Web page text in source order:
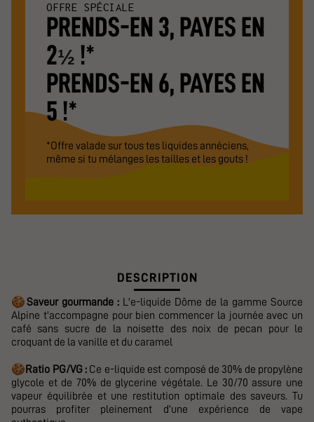
OFFRE SPÉCIALE
PRENDS-EN 3, PAYES EN
2½ !*
PRENDS-EN 6, PAYES EN
5 !*
*Offre valade sur tous tes liquides annéciens,
même si tu mélanges les tailles et les gouts !
DESCRIPTION
🍪Saveur gourmande :
L'e-liquide Dôme de la gamme Source
Alpine t'accompagne pour bien commencer la journée avec un
café sans sucre de la noisette des noix de pecan pour le
croquant de la vanille et du caramel
🍪 Ratio PG/VG : Ce e-liquide est composé de 30% de propylène
glycole et de 70% de glycerine végétale. Le 30/70 assure une
vapeur équilibrée et une restitution optimale des saveurs. Tu
pourras profiter pleinement d'une expérience de vape